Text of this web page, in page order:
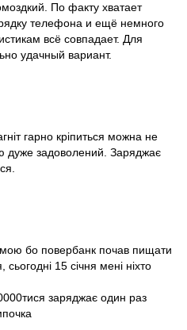
По факту хватает
телефона и ещё немного
всё совпадает. Для
удачный вариант.
гарно кріпиться можна не
дуже задоволений. Заряджає
бо повербанк почав пищати
15 січня мені ніхто
заряджає один раз